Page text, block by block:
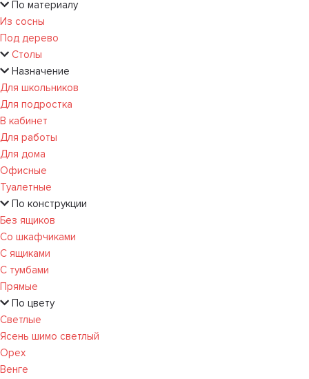
По материалу
Из сосны
Под дерево
Столы
Назначение
Для школьников
Для подростка
В кабинет
Для работы
Для дома
Офисные
Туалетные
По конструкции
Без ящиков
Со шкафчиками
С ящиками
С тумбами
Прямые
По цвету
Светлые
Ясень шимо светлый
Орех
Венге